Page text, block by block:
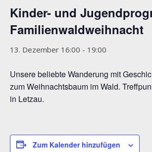
Kinder- und
Familienwaldweihnacht
13. Dezember 16:00 - 19:00
Unsere beliebte Wanderung mit
zum Weihnachtsbaum im Wald.
in Letzau.
Zum Kalender hinzufügen